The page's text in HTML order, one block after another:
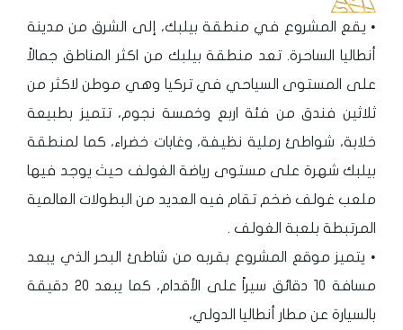
• يقع المشروع في منطقة بيلبك، إلى الشرق من مدينة
أنطاليا الساحرة. تعد منطقة بيلبك من اكثر المناطق جمالاً
على المستوى السياحي في تركيا وهي موطن لاكثر من
ثلاثين فندق من فئة اربع وخمسة نجوم، تتميز بطبيعة
خلابة، شواطئ رملية نظيفة، وغابات خضراء، كما لمنطقة
بيلبك شهرة على مستوى رياضة الغولف حيث يوجد فيها
ملعب غولف ضخم تقام فيه العديد من البطولات العالمية
المرتبطة بلعبة الغولف .
• يتميز موقع المشروع بقربه من شاطئ البحر الذي يبعد
مسافة 10 دقائق سيراً على الأقدام، كما يبعد 20 دقيقة
بالسيارة عن مطار أنطاليا الدولي،